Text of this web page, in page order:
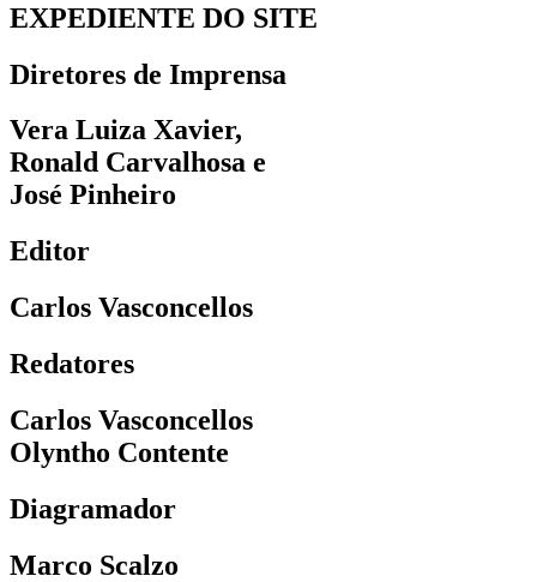
EXPEDIENTE DO SITE
Diretores de Imprensa
Vera Luiza Xavier,
Ronald Carvalhosa e
José Pinheiro
Editor
Carlos Vasconcellos
Redatores
Carlos Vasconcellos
Olyntho Contente
Diagramador
Marco Scalzo